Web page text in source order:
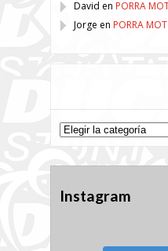
David en PORRA
Jorge en PORRA
Categorías
Instagram